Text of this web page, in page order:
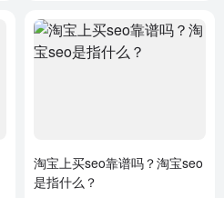
淘宝上买seo靠谱吗？淘宝seo
是指什么？